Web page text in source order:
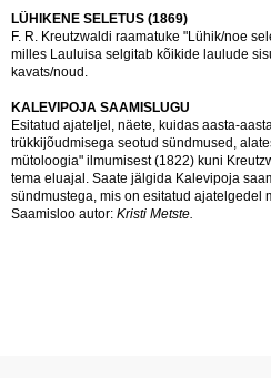
LÜHIKENE SELETUS (1869)
F. R. Kreutzwaldi raamatuke "Lühik/noe
milles Lauluisa selgitab kõikide laulude
kavats/noud.
KALEVIPOJA SAAMISLUGU
Esitatud ajateljel, näete, kuidas aasta-
trükkijõudmisega seotud sündmused,
mütoloogia" ilmumisest (1822) kuni
tema eluajal. Saate jälgida Kalevipoja
sündmustega, mis on esitatud ajatelgedel
Saamisloo autor: Kristi Metste.